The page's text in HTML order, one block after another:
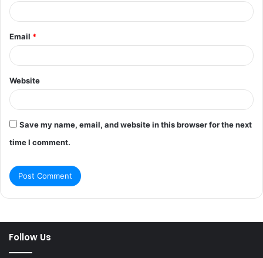
Email *
Website
Save my name, email, and website in this browser for the next
time I comment.
Follow Us